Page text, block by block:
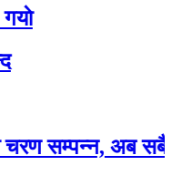
अब सबै